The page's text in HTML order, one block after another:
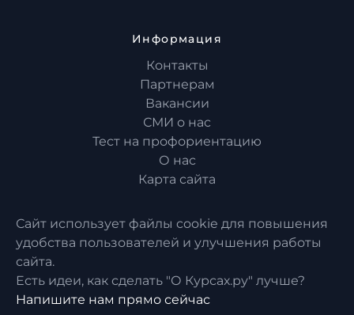
Информация
Контакты
Партнерам
Вакансии
СМИ о нас
Тест на профориентацию
О нас
Карта сайта
Сайт использует файлы cookie для повышения
удобства пользователей и улучшения работы
сайта.
Есть идеи, как сделать "О Курсах.ру" лучше?
Напишите нам прямо сейчас